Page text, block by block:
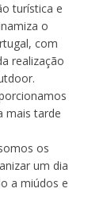
turística e
o
com
realização
mais tarde
os
um dia
a miúdos e